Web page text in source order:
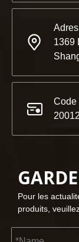
2023-03-02
Foire de
1369
Code
Pour les
produits,